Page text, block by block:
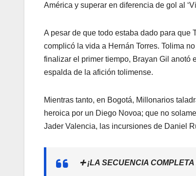
América y superar en diferencia de gol al
A pesar de que todo estaba dado para que
complicó la vida a Hernán Torres. Tolima
finalizar el primer tiempo, Brayan Gil anotó
espalda de la afición tolimense.
Mientras tanto, en Bogotá, Millonarios
heroica por un Diego Novoa; que no
Jader Valencia, las incursiones de Daniel
➕ ¡LA SECUENCIA